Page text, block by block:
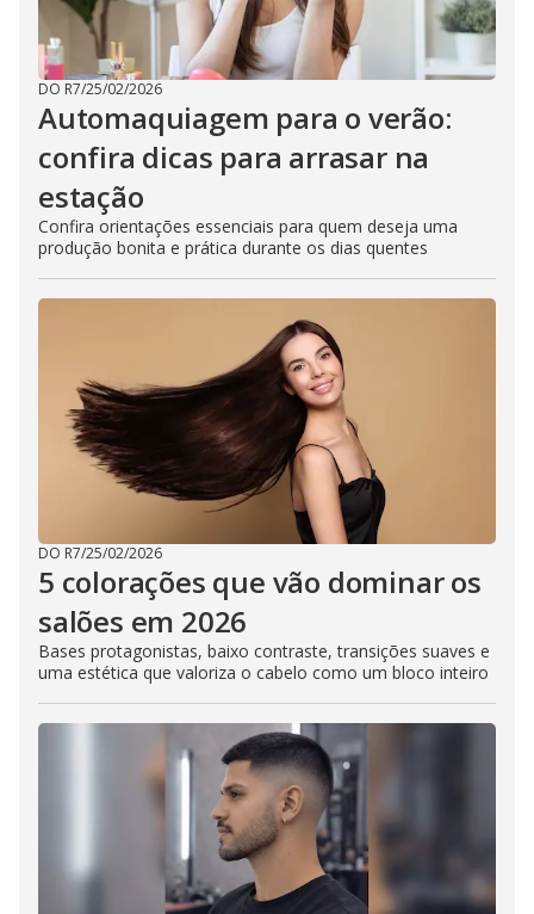
DO R7/25/02/2026
Automaquiagem para o verão:
confira dicas para arrasar na
estação
Confira orientações essenciais para quem deseja uma
produção bonita e prática durante os dias quentes
DO R7/25/02/2026
5 colorações que vão dominar os
salões em 2026
Bases protagonistas, baixo contraste, transições suaves e
uma estética que valoriza o cabelo como um bloco inteiro